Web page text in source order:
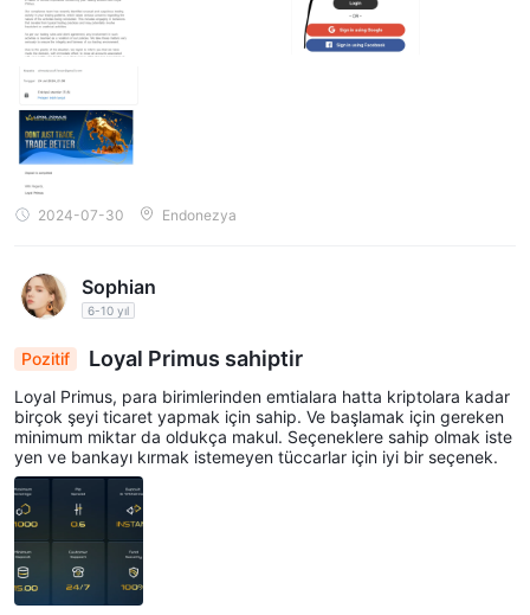
2024-07-30 Endonezya
Sophian
6-10 yıl
Pozitif Loyal Primus sahiptir
Loyal Primus, para birimlerinden emtialara hatta kriptolara kadar
birçok şeyi ticaret yapmak için sahip. Ve başlamak için gereken
minimum miktar da oldukça makul. Seçeneklere sahip olmak iste
yen ve bankayı kırmak istemeyen tüccarlar için iyi bir seçenek.